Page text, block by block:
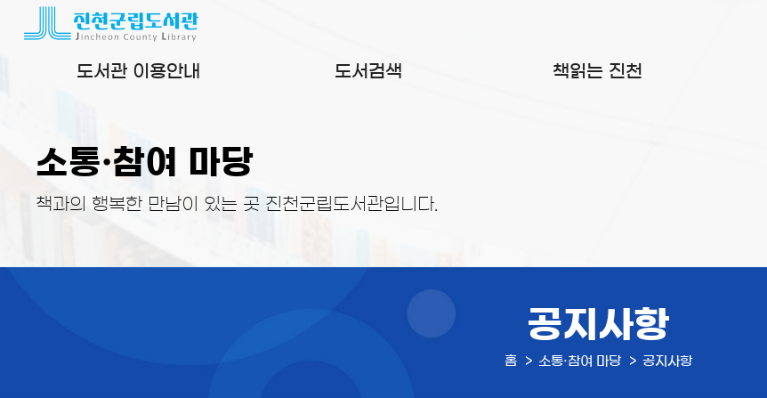
도서관 이용안내 도서검색 책읽는 진천
소통·참여 마당
책과의 행복한 만남이 있는 곳 진천군립도서관입니다.
공지사항
홈 소통·참여 마당 공지사항